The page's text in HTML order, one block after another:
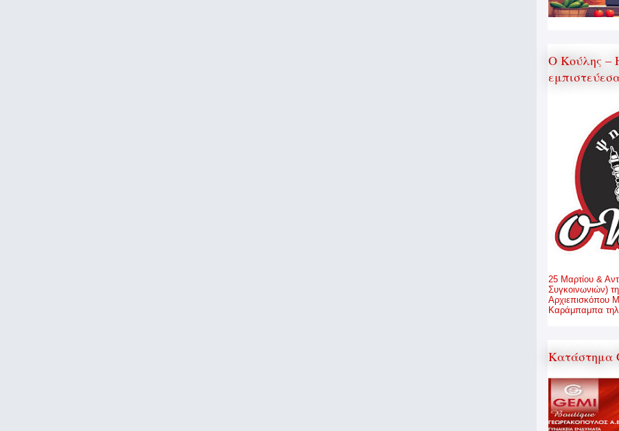
Ο Κούλης –
25 Μαρτίου &
Συγκοινωνιών)
Αρχιεπισκόπου
Καράμπαμπα
Κατάστημα